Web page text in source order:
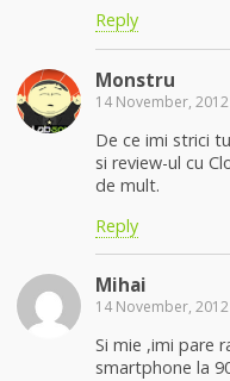
Reply
Monstru
14 November, 2012
De ce imi strici
si review-ul cu
de mult.
Reply
Mihai
14 November, 2012
Si mie ,imi pare
smartphone la